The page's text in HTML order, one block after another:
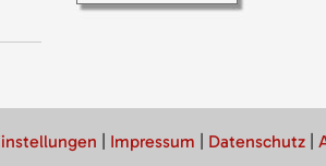
Impressum Datenschutz